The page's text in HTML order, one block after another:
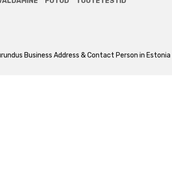
Business Address & Contact Person in Estonia